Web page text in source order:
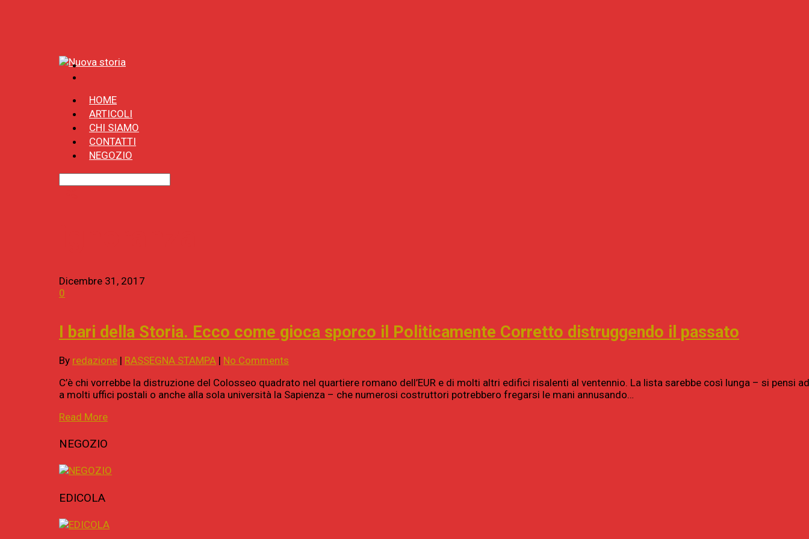
HOME
ARTICOLI
CHI SIAMO
CONTATTI
NEGOZIO
Dicembre 31, 2017
0
I bari della Storia. Ecco come gioca sporco il Politicamente Corretto distruggendo il passato
By redazione | RASSEGNA STAMPA | No Comments
C’è chi vorrebbe la distruzione del Colosseo quadrato nel quartiere romano dell’EUR e di molti altri edifici risalenti al ventennio. La lista sarebbe così lunga – si pensi
a molti uffici postali o anche alla sola università la Sapienza – che numerosi costruttori potrebbero fregarsi le mani annusando…
Read More
NEGOZIO
EDICOLA